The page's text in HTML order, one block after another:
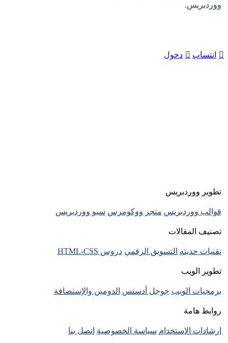
انتساب دخول
ووردبريس.
تطوير ووردبريس
قوالب ووردبريس متجر ووكومرس سيو ووردبريس
تصنيف المقالات
تقنيات حديثه التسويق الرقمي دروس HTML-CSS
تطوير الويب
برمجيات الويب جوجل أدسنس الدومين والإستضافة
روابط هامة
إرشادات الاستخدام سياسة الخصوصية اتصل بنا